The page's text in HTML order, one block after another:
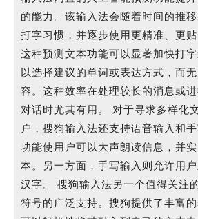
的能力。该输入法会随着时间的推
打字习惯，并逐步使用更精准、更贴
这种预测文本功能可以显著加快打
以选择建议的单词或表达方式，而
容。这种效率在处理较长的消息或
对话时尤其有用。 对于寻求多样化
户，搜狗输入法还支持语音输入和
功能使用户可以大声朗读信息，并
本。另一方面，手写输入则允许用
汉字。 搜狗输入法另一个值得关注
符号的广泛支持。搜狗提供了丰富